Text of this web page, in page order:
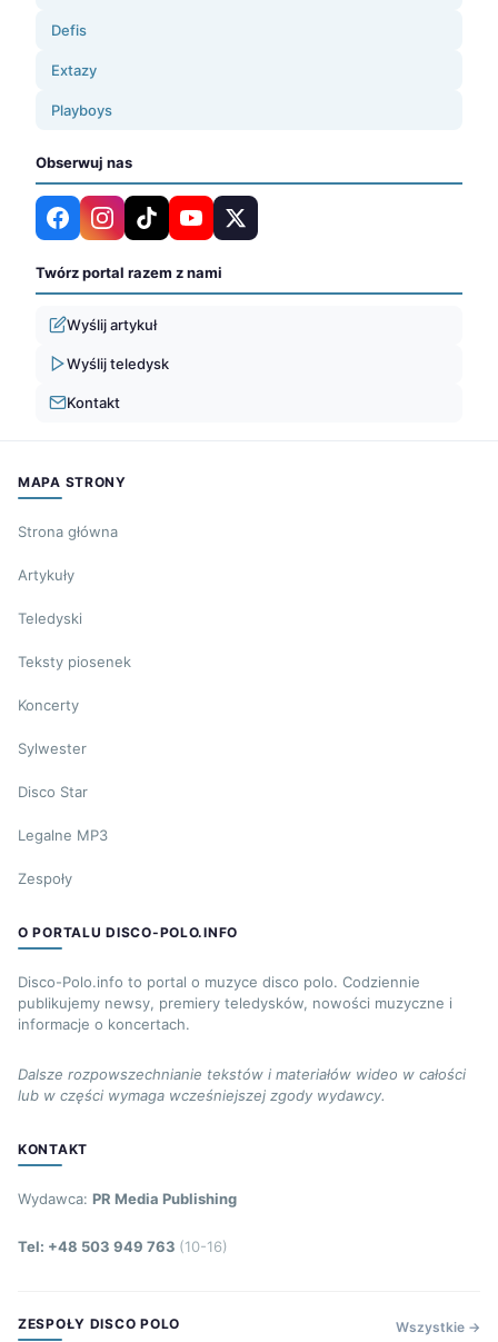
Defis
Extazy
Playboys
Obserwuj nas
Twórz portal razem z nami
Wyślij artykuł
Wyślij teledysk
Kontakt
MAPA STRONY
Strona główna
Artykuły
Teledyski
Teksty piosenek
Koncerty
Sylwester
Disco Star
Legalne MP3
Zespoły
O PORTALU DISCO-POLO.INFO
Disco-Polo.info to portal o muzyce disco polo. Codziennie
publikujemy newsy, premiery teledysków, nowości muzyczne i
informacje o koncertach.
Dalsze rozpowszechnianie tekstów i materiałów wideo w całości
lub w części wymaga wcześniejszej zgody wydawcy.
KONTAKT
Wydawca: PR Media Publishing
Tel: +48 503 949 763 (10-16)
ZESPOŁY DISCO POLO Wszystkie →